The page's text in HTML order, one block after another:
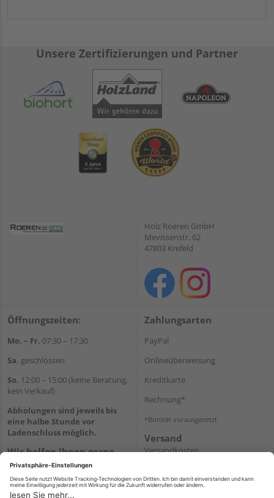
Unsere Zertifizierungen und Partner
Holz Roeren GmbH
Mevissenstr. 62
47803 Krefeld
Öffnungszeiten:
Mo. – Fr. 07:30 – 17:30
Sa. geschlossen
So. 12:00 – 15:00 (keine Beratung,
kein Verkauf)
Abholungen sind jeweils bis
eine halbe Stunde vor
Ladenschluss möglich.
Wir helfen Ihnen gerne
weiter
Tel.:+49 2151 8787-70
E-Mail:onlineshop@holz-
Zahlungsarten
PayPal
Onlineüberweisung
Kreditkarte
Rechnung*
*Bonität vorausgesetzt
Versand
Versandkosten